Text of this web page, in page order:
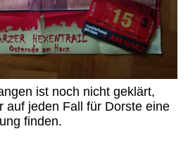
ist noch nicht geklärt,
auf jeden Fall für Dorste eine
finden.